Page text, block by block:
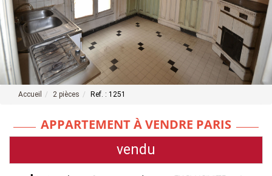
Accueil 2 pièces Ref. : 1251
APPARTEMENT À VENDRE PARIS
vendu